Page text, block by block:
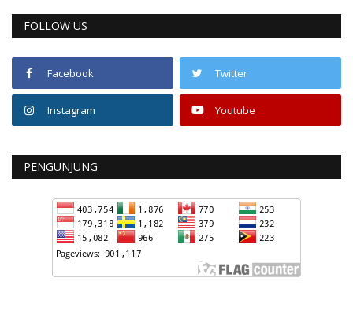
FOLLOW US
Facebook Twitter
Instagram Youtube
PENGUNJUNG